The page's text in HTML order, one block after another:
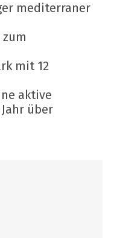
mediterraner
mit 12
aktive
über